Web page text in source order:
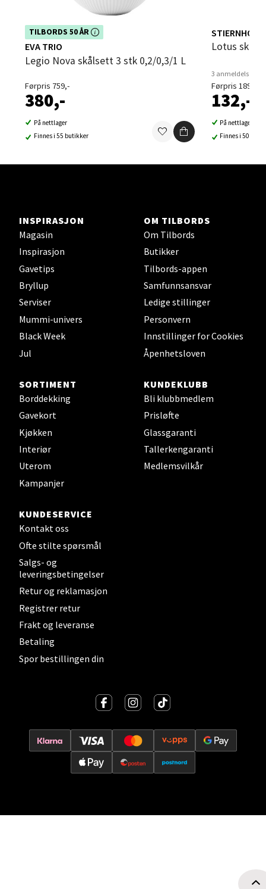
TILBORDS 50 ÅR
Dette produktet er inkludert i vår kampanje. Benytt
deg av rabatten i dag!
EVA TRIO
Legio Nova skålsett 3 stk 0,2/0,3/1 L
Førpris 759,-
380,-
På nettlager
Finnes i 55 butikker
STIERNHOLM
Lotus skål
3 anmeldelser
Førpris 189,-
132,-
På nettlager
Finnes i 50
INSPIRASJON
Magasin
Inspirasjon
Gavetips
Bryllup
Serviser
Mummi-univers
Black Week
Jul
OM TILBORDS
Om Tilbords
Butikker
Tilbords-appen
Samfunnsansvar
Ledige stillinger
Personvern
Innstillinger for Cookies
Åpenhetsloven
SORTIMENT
Borddekking
Gavekort
Kjøkken
Interiør
Uterom
Kampanjer
KUNDEKLUBB
Bli klubbmedlem
Prisløfte
Glassgaranti
Tallerkengaranti
Medlemsvilkår
KUNDESERVICE
Kontakt oss
Ofte stilte spørsmål
Salgs- og
leveringsbetingelser
Retur og reklamasjon
Registrer retur
Frakt og leveranse
Betaling
Spor bestillingen din
Ski - Thon Senter Ski
Ski Storsenter, Jernbanesvingen 6, 1400 Ski
Åpent i dag 10-21
0 i butikk
Velg
Åpent i dag 10-19
0 i butikk
Steinkjer - Thon Senter Steinkjer
Sjøfartsgata 2, 7714 Steinkjer
0 i butikk
Leirvik - Stord
Torgbakken 2, 5401 Stord
Åpent i dag 10-17
0 i butikk
Oslo - Thon Senter Storo
Vitaminveien 7 - 9, 0485 Oslo
Velg
Strandtorget, 2609 Lillehammer